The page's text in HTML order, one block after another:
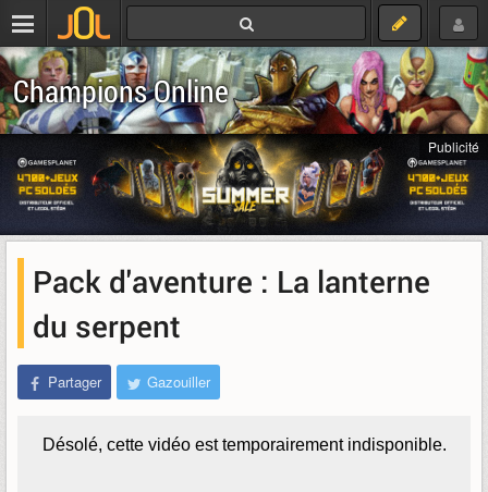
Champions Online
Publicité
Pack d'aventure : La lanterne
du serpent
Partager Gazouiller